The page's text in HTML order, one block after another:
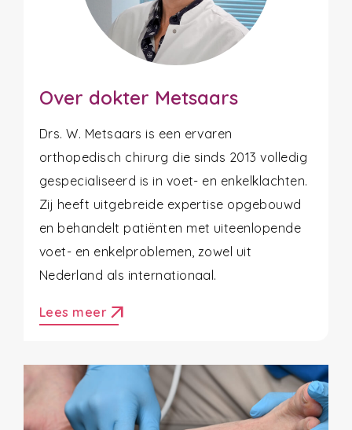
Over dokter Metsaars
Drs. W. Metsaars is een ervaren
orthopedisch chirurg die sinds 2013 volledig
gespecialiseerd is in voet- en enkelklachten.
Zij heeft uitgebreide expertise opgebouwd
en behandelt patiënten met uiteenlopende
voet- en enkelproblemen, zowel uit
Nederland als internationaal.
Lees meer arrow_outward